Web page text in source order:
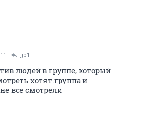
jjb1
людей в группе, который
хотят.группа и
все смотрели